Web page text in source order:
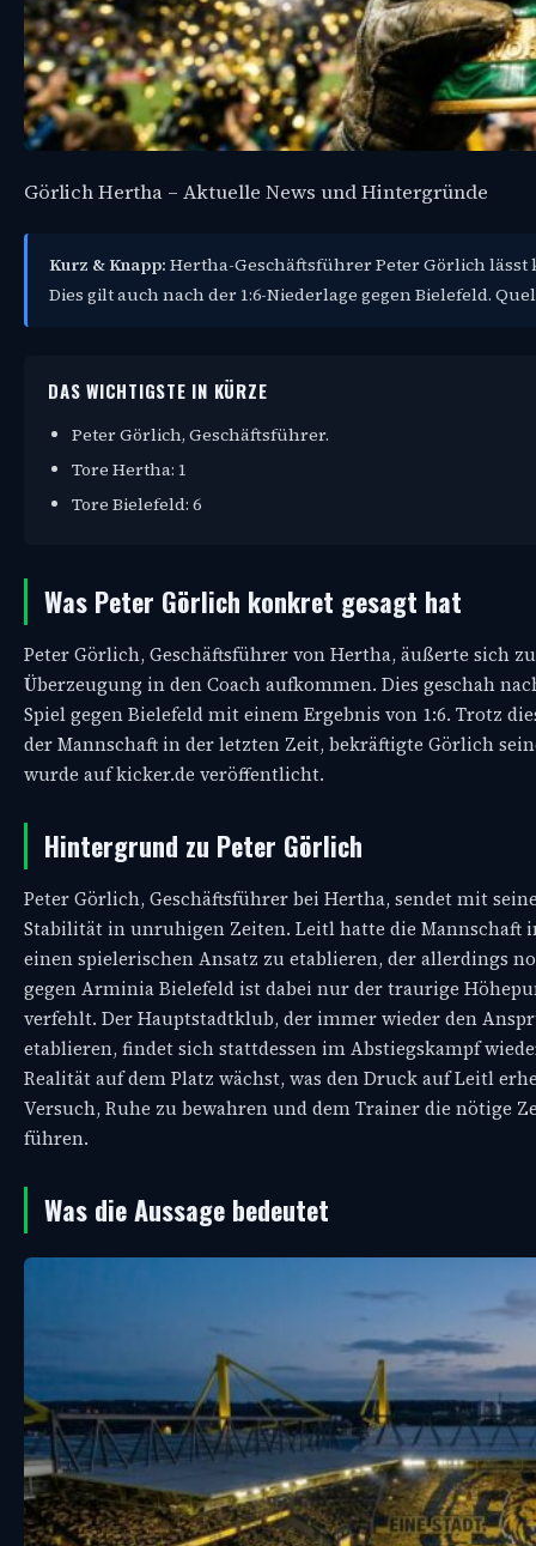
Görlich Hertha – Aktuelle News und Hintergründe
Kurz & Knapp: Hertha-Geschäftsführer Peter Görlich
Dies gilt auch nach der 1:6-Niederlage gegen Bielefeld.
DAS WICHTIGSTE IN KÜRZE
Peter Görlich, Geschäftsführer.
Tore Hertha: 1
Tore Bielefeld: 6
Was Peter Görlich konkret gesagt hat
Peter Görlich, Geschäftsführer von Hertha, äußerte sich
Überzeugung in den Coach aufkommen. Dies geschah
Spiel gegen Bielefeld mit einem Ergebnis von 1:6. Trotz
der Mannschaft in der letzten Zeit, bekräftigte Görlich
wurde auf kicker.de veröffentlicht.
Hintergrund zu Peter Görlich
Peter Görlich, Geschäftsführer bei Hertha, sendet mit
Stabilität in unruhigen Zeiten. Leitl hatte die Mannschaft
einen spielerischen Ansatz zu etablieren, der allerdings
gegen Arminia Bielefeld ist dabei nur der traurige
verfehlt. Der Hauptstadtklub, der immer wieder den
etablieren, findet sich stattdessen im Abstiegskampf
Realität auf dem Platz wächst, was den Druck auf Leitl
Versuch, Ruhe zu bewahren und dem Trainer die nötige
führen.
Was die Aussage bedeutet